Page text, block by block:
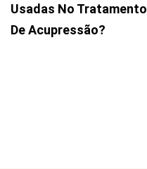
Usadas No Tratamento
De Acupressão?